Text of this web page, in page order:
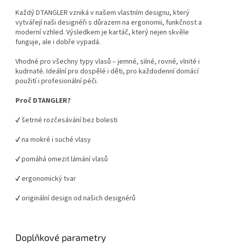
Každý DTANGLER vzniká v našem vlastním designu, který
vytvářejí naši designéři s důrazem na ergonomii, funkčnost a
moderní vzhled. Výsledkem je kartáč, který nejen skvěle
funguje, ale i dobře vypadá.
Vhodné pro všechny typy vlasů – jemné, silné, rovné, vlnité i
kudrnaté. Ideální pro dospělé i děti, pro každodenní domácí
použití i profesionální péči.
Proč DTANGLER?
✔️ šetrné rozčesávání bez bolesti
✔️ na mokré i suché vlasy
✔️ pomáhá omezit lámání vlasů
✔️ ergonomický tvar
✔️ originální design od našich designérů
Doplňkové parametry